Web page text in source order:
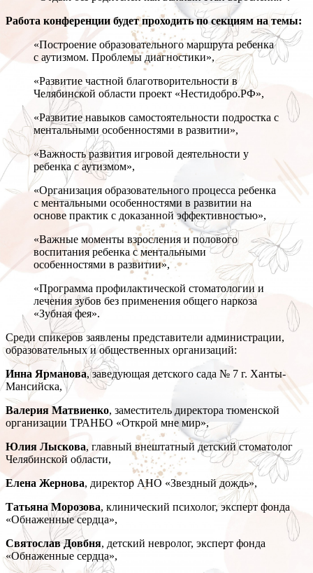
Работа конференции будет проходить по секциям на темы:
«Построение образовательного маршрута ребенка
с аутизмом. Проблемы диагностики»,
«Развитие частной благотворительности в
Челябинской области проект «Нестидобро.РФ»,
«Развитие навыков самостоятельности подростка с
ментальными особенностями в развитии»,
«Важность развития игровой деятельности у
ребенка с аутизмом»,
«Организация образовательного процесса ребенка
с ментальными особенностями в развитии на
основе практик с доказанной эффективностью»,
«Важные моменты взросления и полового
воспитания ребенка с ментальными
особенностями в развитии»,
«Программа профилактической стоматологии и
лечения зубов без применения общего наркоза
«Зубная фея».
Среди спикеров заявлены представители администрации,
образовательных и общественных организаций:
Инна Ярманова, заведующая детского сада № 7 г. Ханты-
Мансийска,
Валерия Матвиенко, заместитель директора тюменской
организации ТРАНБО «Открой мне мир»,
Юлия Лыскова, главный внештатный детский стоматолог
Челябинской области,
Елена Жернова, директор АНО «Звездный дождь»,
Татьяна Морозова, клинический психолог, эксперт фонда
«Обнаженные сердца»,
Святослав Довбня, детский невролог, эксперт фонда
«Обнаженные сердца»,